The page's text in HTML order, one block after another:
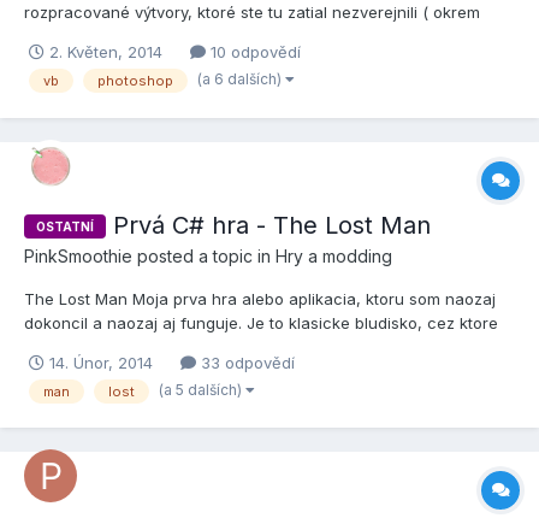
rozpracované výtvory, ktoré ste tu zatial nezverejnili ( okrem
som zvedavý či niečo máte Začnem ja s mojiími starými starýmy
výtvormy : • 1. SA:MP Version Switch...
2. Květen, 2014 10 odpovědí
vb photoshop (a 6 dalších)
OSTATNÍ Prvá C# hra - The Lost Man
PinkSmoothie posted a topic in Hry a modding
The Lost Man Moja prva hra alebo aplikacia, ktoru som naozaj
dokoncil a naozaj aj funguje. Je to klasicke bludisko, cez ktore
snazit pokracovat na vyvoje tejto hry. Chcel by som pridat viacej
map a zoradenie vasich casov od najlepsieho po...
14. Únor, 2014 33 odpovědí
man lost (a 5 dalších)